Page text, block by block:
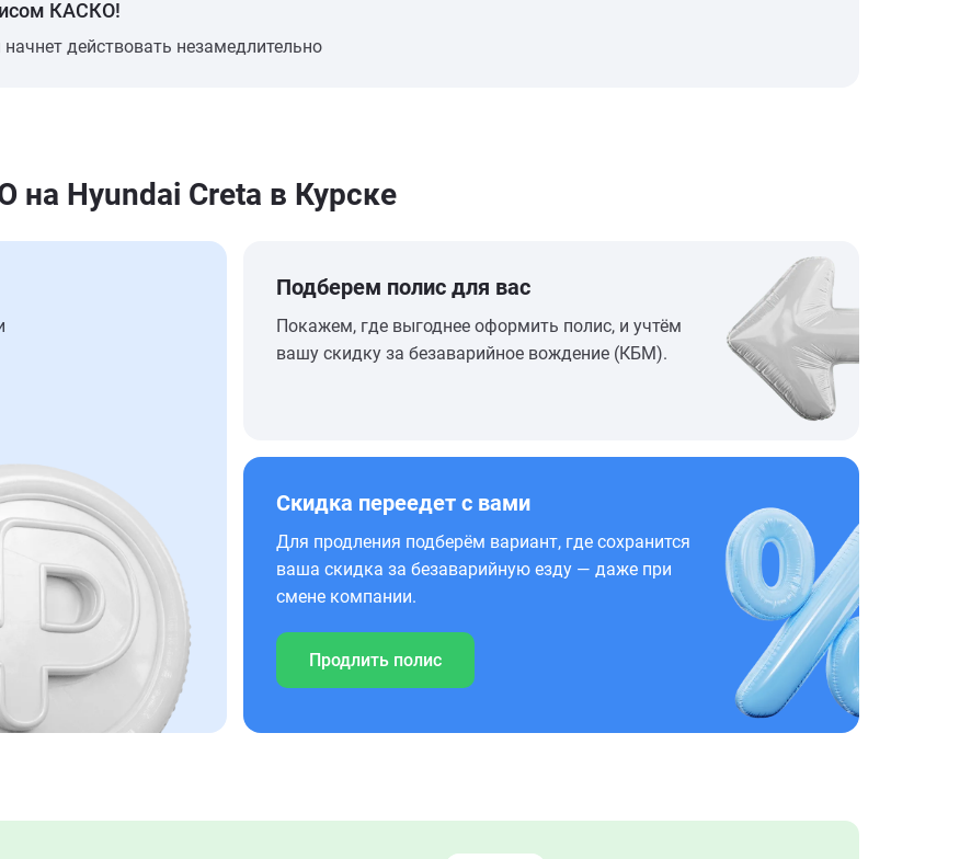
КАСКО!
действовать незамедлительно
Hyundai Creta в Курске
Подберем полис для вас
Покажем, где выгоднее оформить полис, и учтём
вашу скидку за безаварийное вождение (КБМ).
Скидка переедет с вами
Для продления подберём вариант, где сохранится
ваша скидка за безаварийную езду — даже при
смене компании.
Продлить полис